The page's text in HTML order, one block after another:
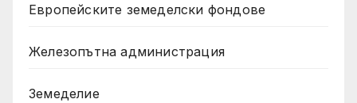
Европейските земеделски фондове
Железопътна администрация
Земеделие